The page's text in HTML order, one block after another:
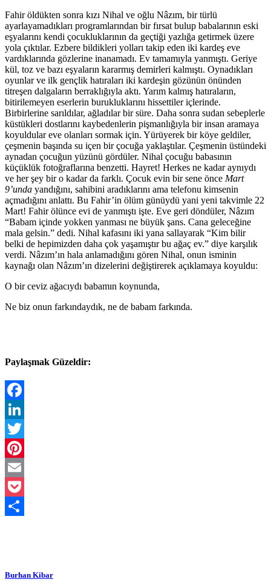
Fahir öldükten sonra kızı Nihal ve oğlu Nâzım, bir türlü
ayarlayamadıkları programlarından bir fırsat bulup babalarının eski
eşyalarını kendi çocukluklarının da geçtiği yazlığa getirmek üzere
yola çıktılar. Ezbere bildikleri yolları takip eden iki kardeş eve
vardıklarında gözlerine inanamadı. Ev tamamıyla yanmıştı. Geriye
kül, toz ve bazı eşyaların kararmış demirleri kalmıştı. Oynadıkları
oyunlar ve ilk gençlik hatıraları iki kardeşin gözünün önünden
titreşen dalgaların berraklığıyla aktı. Yarım kalmış hatıraların,
bitirilemeyen eserlerin burukluklarını hissettiler içlerinde.
Birbirlerine sarıldılar, ağladılar bir süre. Daha sonra sudan sebeplerle
küstükleri dostlarını kaybedenlerin pişmanlığıyla bir insan aramaya
koyuldular eve olanları sormak için. Yürüyerek bir köye geldiler,
çeşmenin başında su içen bir çocuğa yaklaştılar. Çeşmenin üstündeki
aynadan çocuğun yüzünü gördüler. Nihal çocuğu babasının
küçüklük fotoğraflarına benzetti. Hayret! Herkes ne kadar aynıydı
ve her şey bir o kadar da farklı. Çocuk evin bir sene önce Mart
9’unda yandığını, sahibini aradıklarını ama telefonu kimsenin
açmadığını anlattı. Bu Fahir’in ölüm günüydü yani yeni takvimle 22
Mart! Fahir ölünce evi de yanmıştı işte. Eve geri döndüler, Nâzım
“Babam içinde yokken yanması ne büyük şans. Cana geleceğine
mala gelsin.” dedi. Nihal kafasını iki yana sallayarak “Kim bilir
belki de hepimizden daha çok yaşamıştır bu ağaç ev.” diye karşılık
verdi. Nâzım’ın hala anlamadığını gören Nihal, onun isminin
kaynağı olan Nâzım’ın dizelerini değiştirerek açıklamaya koyuldu:
O bir ceviz ağacıydı babamın koynunda,
Ne biz onun farkındaydık, ne de babam farkında.
Paylaşmak Güzeldir:
Facebook
LinkedIn
Twitter
Pinterest
Email
Pocket
Burhan Kibar